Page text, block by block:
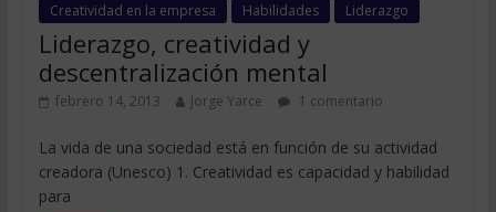
Creatividad en la empresa Habilidades Liderazgo
Liderazgo, creatividad y
descentralización mental
febrero 14, 2013 Jorge Yarce 1 comentario
La vida de una sociedad está en función de su actividad
creadora (Unesco) 1. Creatividad es capacidad y habilidad
para